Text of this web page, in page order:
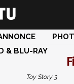
& BLU-RAY
Toy Story 3